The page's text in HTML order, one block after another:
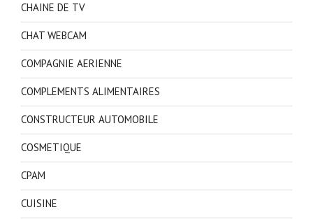
CHAINE DE TV
CHAT WEBCAM
COMPAGNIE AERIENNE
COMPLEMENTS ALIMENTAIRES
CONSTRUCTEUR AUTOMOBILE
COSMETIQUE
CPAM
CUISINE